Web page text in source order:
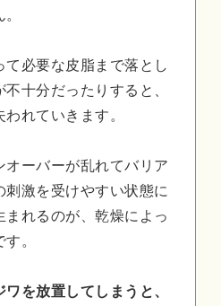
必要な皮脂まで落とし
十分だったりすると、
れていきます。
ーバーが乱れてバリア
激を受けやすい状態に
れるのが、乾燥によっ
。
を放置してしまうと、